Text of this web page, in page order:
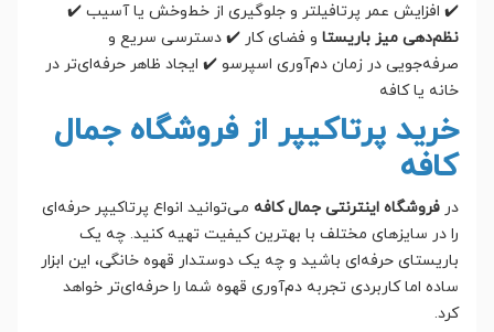
✔️ افزایش عمر پرتافیلتر و جلوگیری از خط‌وخش یا آسیب ✔️
نظم‌دهی میز باریستا و فضای کار ✔️ دسترسی سریع و
صرفه‌جویی در زمان دم‌آوری اسپرسو ✔️ ایجاد ظاهر حرفه‌ای‌تر در
خانه یا کافه
خرید پرتاکیپر از فروشگاه جمال
کافه
در فروشگاه اینترنتی جمال کافه می‌توانید انواع پرتاکیپر حرفه‌ای
را در سایزهای مختلف با بهترین کیفیت تهیه کنید. چه یک
باریستای حرفه‌ای باشید و چه یک دوستدار قهوه خانگی، این ابزار
ساده اما کاربردی تجربه دم‌آوری قهوه شما را حرفه‌ای‌تر خواهد
کرد.